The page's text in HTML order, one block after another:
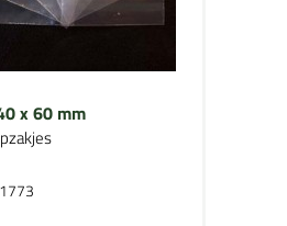
x 60 mm